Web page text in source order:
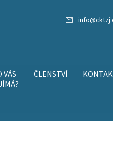
info@
VÁS
ČLENSTVÍ